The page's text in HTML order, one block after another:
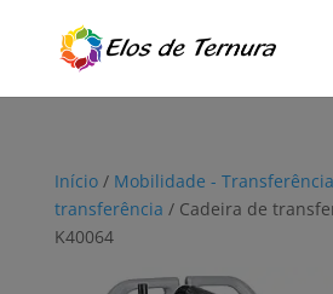
Início/ Mobilidade - Transferência
transferência / Cadeira de
K40064